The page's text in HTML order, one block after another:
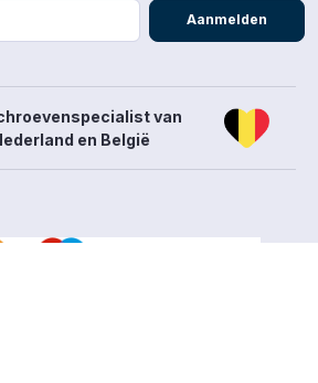
Aanmelden
van
en België